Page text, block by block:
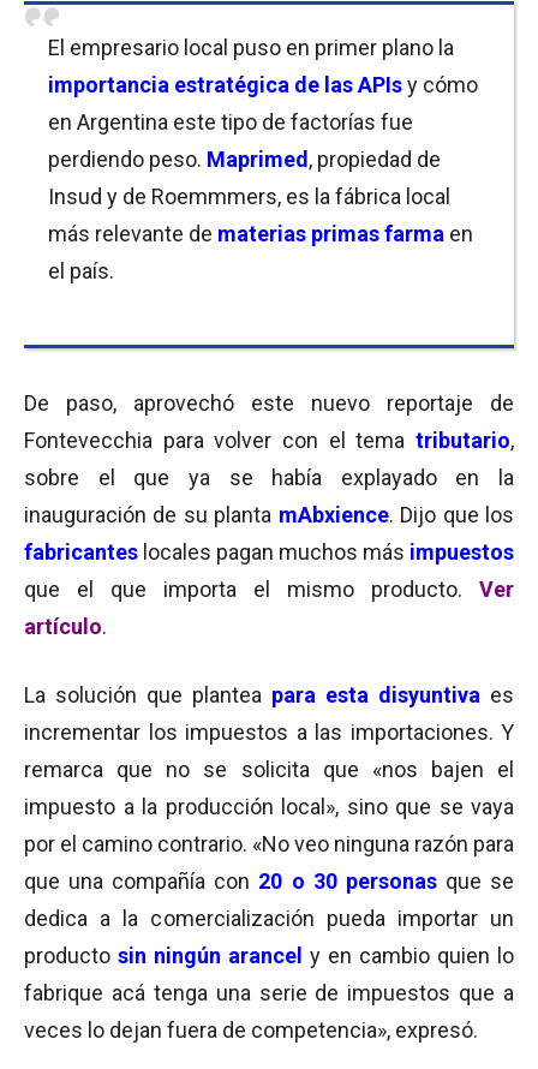
El empresario local puso en primer plano la
importancia estratégica de las APIsy cómo
en Argentina este tipo de factorías fue
perdiendo peso. Maprimed , propiedad de
Insud y de Roemmmers, es la fábrica local
más relevante de materias primas farma en
el país.
De paso, aprovechó este nuevo reportaje de
Fontevecchia para volver con el tema tributario,
sobre el que ya se había explayado en la
inauguración de su planta mAbxience. Dijo que los
fabricantes locales pagan muchos más impuestos
que el que importa el mismo producto. Ver
artículo.
La solución que plantea para esta disyuntiva es
incrementar los impuestos a las importaciones. Y
remarca que no se solicita que «nos bajen el
impuesto a la producción local», sino que se vaya
por el camino contrario. «No veo ninguna razón para
que una compañía con 20 o 30 personas que se
dedica a la comercialización pueda importar un
producto sin ningún arancel y en cambio quien lo
fabrique acá tenga una serie de impuestos que a
veces lo dejan fuera de competencia», expresó.